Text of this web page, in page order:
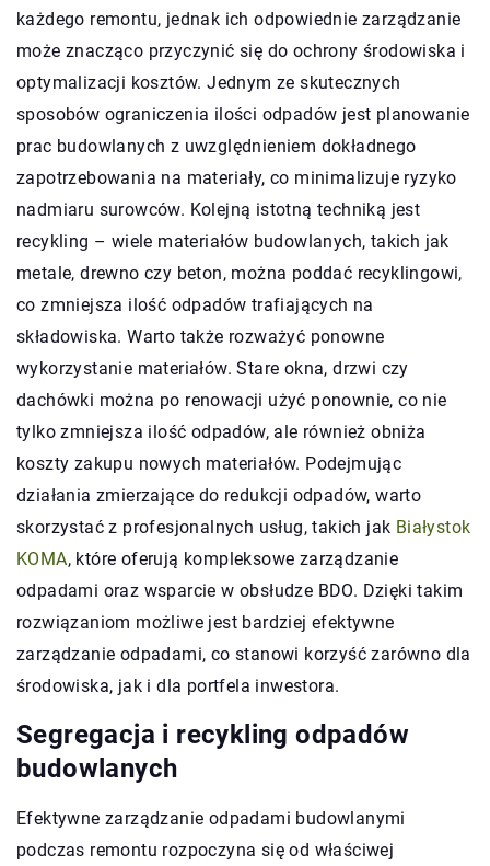
każdego remontu, jednak ich odpowiednie zarządzanie
może znacząco przyczynić się do ochrony środowiska i
optymalizacji kosztów. Jednym ze skutecznych
sposobów ograniczenia ilości odpadów jest planowanie
prac budowlanych z uwzględnieniem dokładnego
zapotrzebowania na materiały, co minimalizuje ryzyko
nadmiaru surowców. Kolejną istotną techniką jest
recykling – wiele materiałów budowlanych, takich jak
metale, drewno czy beton, można poddać recyklingowi,
co zmniejsza ilość odpadów trafiających na
składowiska. Warto także rozważyć ponowne
wykorzystanie materiałów. Stare okna, drzwi czy
dachówki można po renowacji użyć ponownie, co nie
tylko zmniejsza ilość odpadów, ale również obniża
koszty zakupu nowych materiałów. Podejmując
działania zmierzające do redukcji odpadów, warto
skorzystać z profesjonalnych usług, takich jak Białystok
KOMA, które oferują kompleksowe zarządzanie
odpadami oraz wsparcie w obsłudze BDO. Dzięki takim
rozwiązaniom możliwe jest bardziej efektywne
zarządzanie odpadami, co stanowi korzyść zarówno dla
środowiska, jak i dla portfela inwestora.
Segregacja i recykling odpadów
budowlanych
Efektywne zarządzanie odpadami budowlanymi
podczas remontu rozpoczyna się od właściwej